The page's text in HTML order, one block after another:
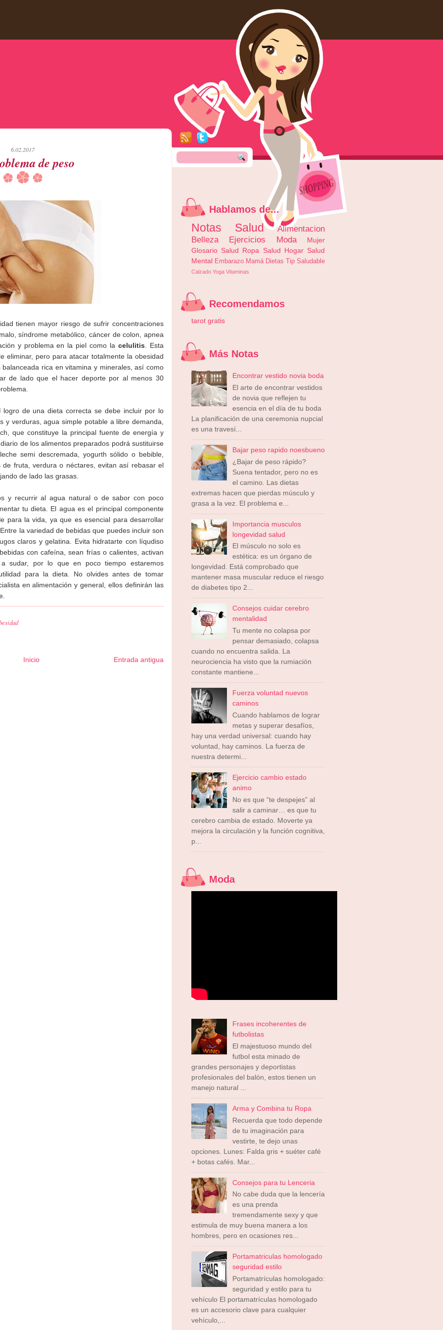
6.02.2017
de peso
tienen mayor riesgo de sufrir concentraciones
síndrome metabólico, cáncer de colon, apnea
y problema en la piel como lacelulitis . Esta
eliminar, pero para atacar totalmente la obesidad
rica en vitamina y minerales, así como
de lado que el hacer deporte por al menos 30
de una dieta correcta se debe incluir por lo
y verduras, agua simple potable a libre demanda,
que constituye la principal fuente de energía y
de los alimentos preparados podrá sustituirse
semi descremada, yogurth sólido o bebible,
de fruta, verdura o néctares, evitan así rebasar el
de lado las grasas.
y recurrir al agua natural o de sabor con poco
tu dieta. El agua es el principal componente
para la vida, ya que es esencial para desarrollar
la variedad de bebidas que puedes incluir son
claros y gelatina. Evita hidratarte con líqudiso
con cafeína, sean frías o calientes, activan
sudar, por lo que en poco tiempo estaremos
para la dieta. No olvides antes de tomar
en alimentación y general, ellos definirán las
Entrada antigua
Inicio
Hablamos de...
Notas Salud
Alimentacion
Belleza
Ejercicios Moda
Mujer
Glosario Salud Ropa Salud Hogar Salud
Mental Embarazo Mamá Dietas Tip Saludable
Calzado Yoga Vitaminas
Recomendamos
tarot gratis
Más Notas
Encontrar vestido novia boda
El arte de encontrar vestidos
de novia que reflejen tu
esencia en el día de tu boda
La planificación de una ceremonia nupcial
es una travesí...
Bajar peso rapido noesbueno
¿Bajar de peso rápido?
Suena tentador, pero no es
el camino. Las dietas
extremas hacen que pierdas músculo y
grasa a la vez. El problema e...
Importancia musculos
longevidad salud
El músculo no solo es
estética: es un órgano de
longevidad. Está comprobado que
mantener masa muscular reduce el riesgo
de diabetes tipo 2...
Consejos cuidar cerebro
mentalidad
Tu mente no colapsa por
pensar demasiado, colapsa
cuando no encuentra salida. La
neurociencia ha visto que la rumiación
constante mantiene...
Fuerza voluntad nuevos
caminos
Cuando hablamos de lograr
metas y superar desafíos,
hay una verdad universal: cuando hay
voluntad, hay caminos. La fuerza de
nuestra determi...
Ejercicio cambio estado
animo
No es que “te despejes” al
salir a caminar… es que tu
cerebro cambia de estado. Moverte ya
mejora la circulación y la función cognitiva,
p...
Moda
Frases incoherentes de
futbolistas
El majestuoso mundo del
futbol esta minado de
grandes personajes y deportistas
profesionales del balón, estos tienen un
manejo natural ...
Arma y Combina tu Ropa
Recuerda que todo depende
de tu imaginación para
vestirte, te dejo unas
opciones. Lunes: Falda gris + suéter café
+ botas cafés. Mar...
Consejos para tu Lenceria
No cabe duda que la lencería
es una prenda
tremendamente sexy y que
estimula de muy buena manera a los
hombres, pero en ocasiones res...
Portamatriculas homologado
seguridad estilo
Portamatrículas homologado:
seguridad y estilo para tu
vehículo El portamatrículas homologado
es un accesorio clave para cualquier
vehículo,...